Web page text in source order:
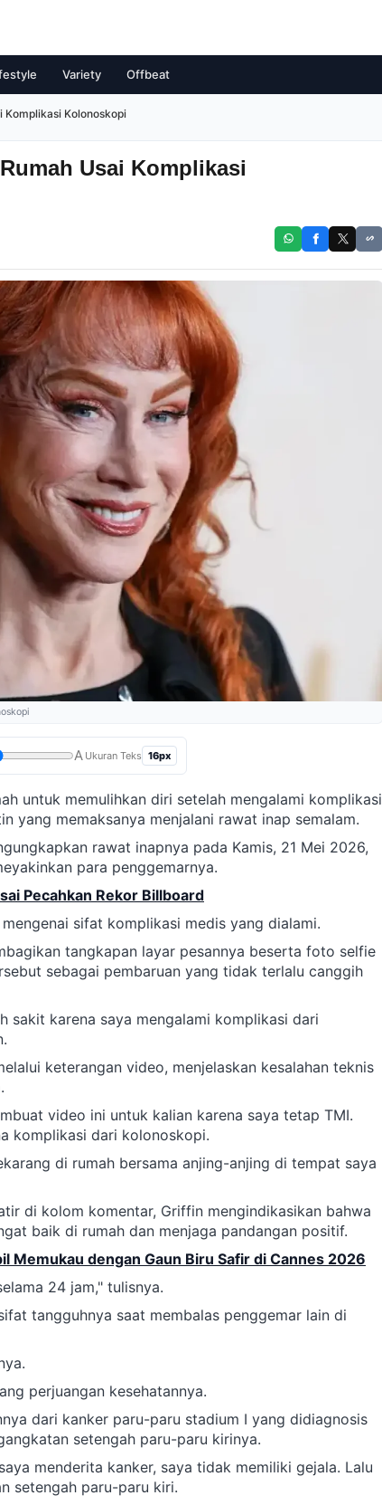
Variety Offbeat
Komplikasi Kolonoskopi
Usai Komplikasi
A Ukuran Teks 16px
untuk memulihkan diri setelah mengalami komplikasi
yang memaksanya menjalani rawat inap semalam.
rawat inapnya pada Kamis, 21 Mei 2026,
para penggemarnya.
Pecahkan Rekor Billboard
sifat komplikasi medis yang dialami.
tangkapan layar pesannya beserta foto selfie
sebagai pembaruan yang tidak terlalu canggih
sakit karena saya mengalami komplikasi dari
keterangan video, menjelaskan kesalahan teknis
video ini untuk kalian karena saya tetap TMI.
komplikasi dari kolonoskopi.
di rumah bersama anjing-anjing di tempat saya
di kolom komentar, Griffin mengindikasikan bahwa
baik di rumah dan menjaga pandangan positif.
Memukau dengan Gaun Biru Safir di Cannes 2026
24 jam," tulisnya.
tangguhnya saat membalas penggemar lain di
perjuangan kesehatannya.
dari kanker paru-paru stadium I yang didiagnosis
setengah paru-paru kirinya.
menderita kanker, saya tidak memiliki gejala. Lalu
setengah paru-paru kiri.